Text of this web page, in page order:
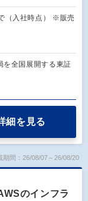
（入社時点） ※販売
全国展開する東証
細を見る
期間：26/08/07～26/08/20
のインフラ